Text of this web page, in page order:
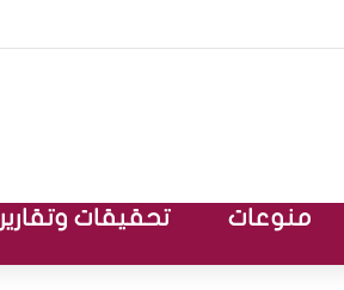
منوعات تحقيقات وتقارير